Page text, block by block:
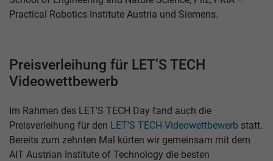
Practical Robotics Institute Austria und Siemens.
Preisverleihung für LET’S TECH
Videowettbewerb
Im Rahmen des LET’S TECH Day fand auch die
Preisverleihung für den LET’S TECH-Videowettbewerb statt.
Bereits zum zehnten Mal kürten wir gemeinsam mit dem
AIT Austrian Institute of Technology die besten